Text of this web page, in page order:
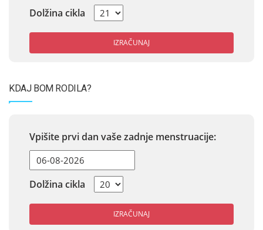
Dolžina cikla
IZRAČUNAJ
KDAJ BOM RODILA?
Vpišite prvi dan vaše zadnje menstruacije:
Dolžina cikla
IZRAČUNAJ